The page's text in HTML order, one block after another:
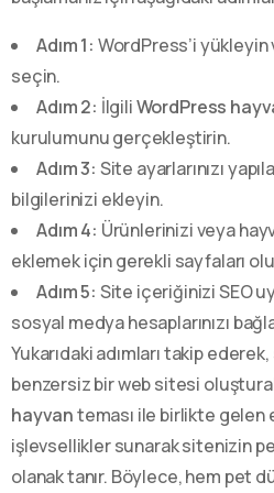
Adım 1: WordPress’i yükleyin
seçin.
Adım 2: İlgiliWordPress
kurulumunu gerçekleştirin.
Adım 3: Site ayarlarınızı
bilgilerinizi ekleyin.
Adım 4: Ürünlerinizi veya
eklemek için gerekli sayfaları
Adım 5: Site içeriğinizi SEO
sosyal medya hesaplarınızı
Yukarıdaki adımları takip
benzersiz bir web sitesi
hayvanteması ile birlikte
işlevsellikler sunarak sitenizin
olanak tanır. Böylece, hem pet